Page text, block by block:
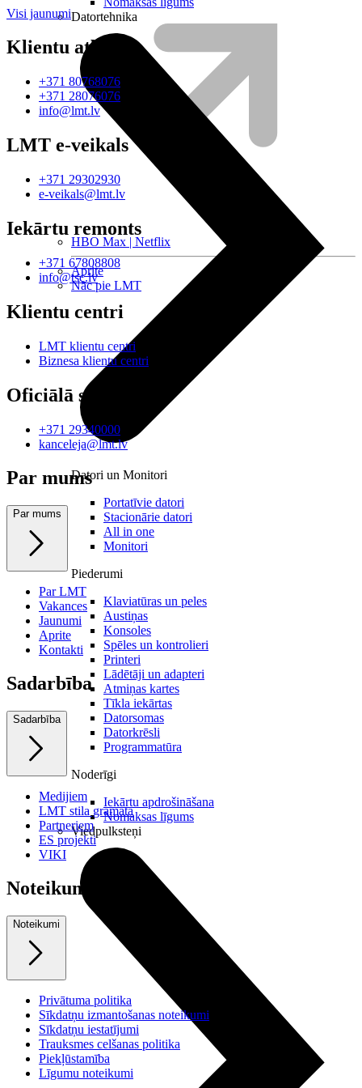
HBO Max | Netflix
Aprite
Nāc pie LMT
Datortehnika
Datori un Monitori
Portatīvie datori
Stacionārie datori
All in one
Monitori
Piederumi
Klaviatūras un peles
Austiņas
Konsoles
Spēles un kontrolieri
Printeri
Lādētāji un adapteri
Atmiņas kartes
Tīkla iekārtas
Datorsomas
Datorkrēsli
Programmatūra
Noderīgi
Iekārtu apdrošināšana
Nomaksas līgums
Viedpulksteņi
Visi jaunumi
Klientu atbalsts
+371 80768076
+371 28076076
info@lmt.lv
LMT e-veikals
+371 29302930
e-veikals@lmt.lv
Iekārtu remonts
+371 67808808
info@tsc.lv
Klientu centri
LMT klientu centri
Biznesa klientu centri
Oficiālā saziņa
+371 29340000
kanceleja@lmt.lv
Par mums
Par mums
Par LMT
Vakances
Jaunumi
Aprite
Kontakti
Sadarbība
Sadarbība
Medijiem
LMT stila grāmata
Partneriem
ES projekti
VIKI
Noteikumi
Noteikumi
Privātuma politika
Sīkdatņu izmantošanas noteikumi
Sīkdatņu iestatījumi
Trauksmes celšanas politika
Piekļūstamība
Līgumu noteikumi